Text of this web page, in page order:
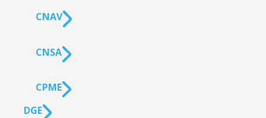
CNAV
CNSA
CPME
DGE